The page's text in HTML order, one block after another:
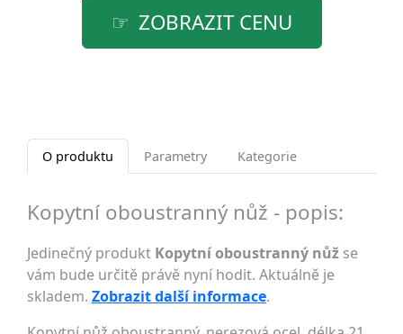
ZOBRAZIT CENU
O produktu Parametry Kategorie
Kopytní oboustranný nůž - popis:
Jedinečný produkt Kopytní oboustranný nůž se
vám bude určitě právě nyní hodit. Aktuálně je
skladem. Zobrazit další informace.